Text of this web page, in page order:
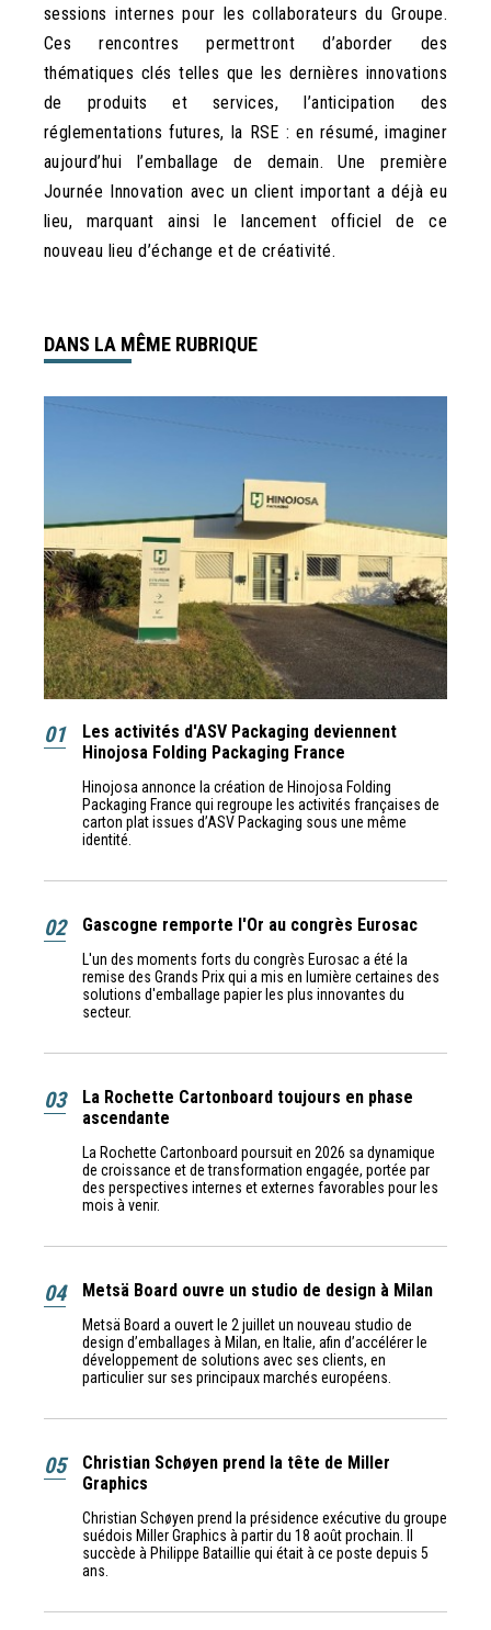
sessions internes pour les collaborateurs du Groupe.
Ces rencontres permettront d’aborder des
thématiques clés telles que les dernières innovations
de produits et services, l’anticipation des
réglementations futures, la RSE : en résumé, imaginer
aujourd’hui l’emballage de demain. Une première
Journée Innovation avec un client important a déjà eu
lieu, marquant ainsi le lancement officiel de ce
nouveau lieu d’échange et de créativité.
DANS LA MÊME RUBRIQUE
01
Les activités d'ASV Packaging deviennent
Hinojosa Folding Packaging France
Hinojosa annonce la création de Hinojosa Folding
Packaging France qui regroupe les activités françaises de
carton plat issues d’ASV Packaging sous une même
identité.
02 Gascogne remporte l'Or au congrès Eurosac
L'un des moments forts du congrès Eurosac a été la
remise des Grands Prix qui a mis en lumière certaines des
solutions d'emballage papier les plus innovantes du
secteur.
03
La Rochette Cartonboard toujours en phase
ascendante
La Rochette Cartonboard poursuit en 2026 sa dynamique
de croissance et de transformation engagée, portée par
des perspectives internes et externes favorables pour les
mois à venir.
04 Metsä Board ouvre un studio de design à Milan
Metsä Board a ouvert le 2 juillet un nouveau studio de
design d’emballages à Milan, en Italie, afin d’accélérer le
développement de solutions avec ses clients, en
particulier sur ses principaux marchés européens.
05
Christian Schøyen prend la tête de Miller
Graphics
Christian Schøyen prend la présidence exécutive du groupe
suédois Miller Graphics à partir du 18 août prochain. Il
succède à Philippe Bataillie qui était à ce poste depuis 5
ans.